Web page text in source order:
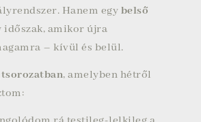
Hanem egy belső
időszak, amikor újra
– kívül és belül.
, amelyben hétről